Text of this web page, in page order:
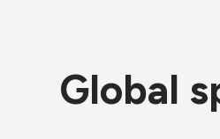
Global